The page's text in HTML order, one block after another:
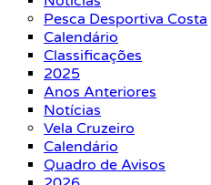
Pesca Desportiva Costa
Calendário
Classificações
2025
Anos Anteriores
Notícias
Vela Cruzeiro
Calendário
Quadro de Avisos